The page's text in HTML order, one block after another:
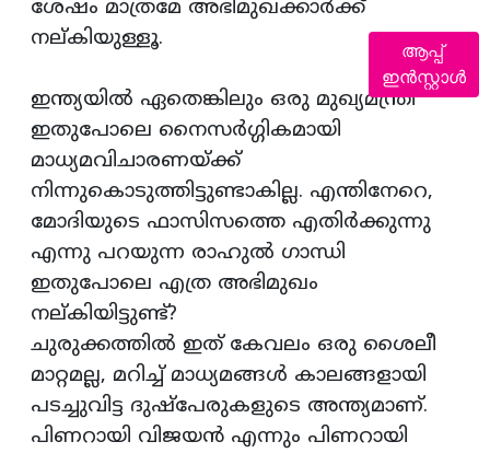
ശേഷം മാത്രമേ അഭിമുഖക്കാർക്ക്
നല്കിയുള്ളൂ.
ഇന്ത്യയിൽ ഏതെങ്കിലും ഒരു മുഖ്യമന്ത്രി
ഇതുപോലെ നൈസർഗ്ഗികമായി
മാധ്യമവിചാരണയ്ക്ക്
നിന്നുകൊടുത്തിട്ടുണ്ടാകില്ല. എന്തിനേറെ,
മോദിയുടെ ഫാസിസത്തെ എതിർക്കുന്നു
എന്നു പറയുന്ന രാഹുൽ ഗാന്ധി
ഇതുപോലെ എത്ര അഭിമുഖം
നല്കിയിട്ടുണ്ട്?
ചുരുക്കത്തിൽ ഇത് കേവലം ഒരു ശൈലീ
മാറ്റമല്ല, മറിച്ച് മാധ്യമങ്ങൾ കാലങ്ങളായി
പടച്ചുവിട്ട ദുഷ്പേരുകളുടെ അന്ത്യമാണ്.
പിണറായി വിജയൻ എന്നും പിണറായി
ആപ്പ്
ഇൻസ്റ്റാൾ